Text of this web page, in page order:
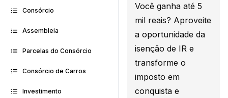
Consórcio
Assembleia
Parcelas do Consórcio
Consórcio de Carros
Investimento
Você ganha até 5
mil reais? Aproveite
a oportunidade da
isenção de IR e
transforme o
imposto em
conquista e